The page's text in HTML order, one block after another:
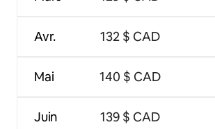
Avr.
Mai
Juin
132 $ CAD
140 $ CAD
139 $ CAD